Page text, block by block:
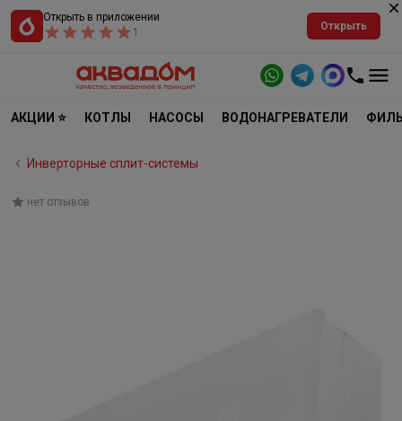
Открыть в приложении
1
Открыть
АКЦИИ ⭐ КОТЛЫ НАСОСЫ ВОДОНАГРЕВАТЕЛИ
Инверторные сплит-системы
нет отзывов